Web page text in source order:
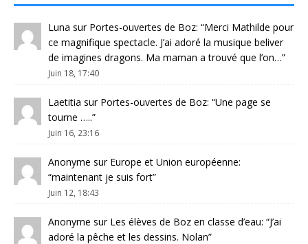
Luna sur Portes-ouvertes de Boz: “Merci Mathilde pour
ce magnifique spectacle. J’ai adoré la musique beliver
de imagines dragons. Ma maman a trouvé que l’on…”
Juin 18, 17:40
Laetitia sur Portes-ouvertes de Boz: “Une page se
tourne …..”
Juin 16, 23:16
Anonyme sur Europe et Union européenne:
“maintenant je suis fort”
Juin 12, 18:43
Anonyme sur Les élèves de Boz en classe d’eau: “J’ai
adoré la pêche et les dessins. Nolan”